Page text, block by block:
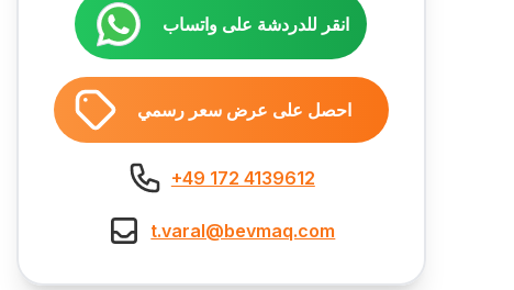
انقر للدردشة على واتساب
احصل على عرض سعر رسمي
+49 172 4139612
t.varal@bevmaq.com